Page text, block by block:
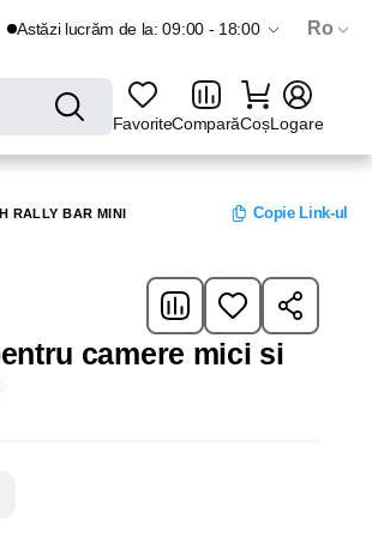
Astăzi lucrăm de la: 09:00 - 18:00 Ro
FavoriteComparăCoșLogare
RALLY BAR MINI Copie Link-ul
camere mici si